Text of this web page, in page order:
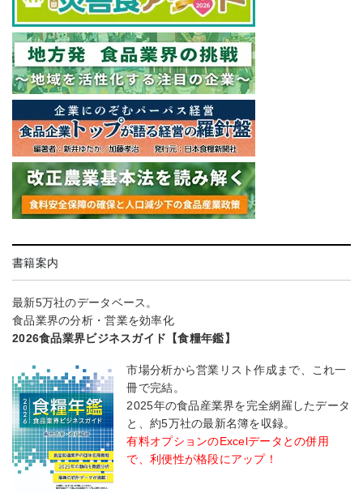
書籍案内
最新5万社のデータベース。
食品業界の分析・営業を効率化
2026食品業界ビジネスガイド【食糧年鑑】
市場分析から営業リスト作成まで、これ一
冊で完結。
2025年の食品産業界を完全網羅したデータ
と、約5万社の最新名簿を収録。
有料オプションのExcelデータとの併用
で、利便性が格段にアップ！